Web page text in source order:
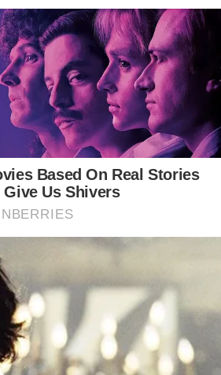
Based On Real Stories
Give Us Shivers